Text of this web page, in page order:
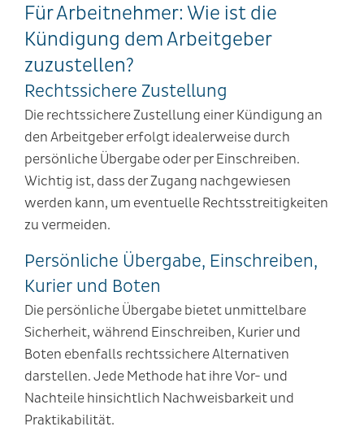
Für Arbeitnehmer: Wie ist die
Kündigung dem Arbeitgeber
zuzustellen?
Rechtssichere Zustellung
Die rechtssichere Zustellung einer Kündigung an
den Arbeitgeber erfolgt idealerweise durch
persönliche Übergabe oder per Einschreiben.
Wichtig ist, dass der Zugang nachgewiesen
werden kann, um eventuelle Rechtsstreitigkeiten
zu vermeiden.
Persönliche Übergabe, Einschreiben,
Kurier und Boten
Die persönliche Übergabe bietet unmittelbare
Sicherheit, während Einschreiben, Kurier und
Boten ebenfalls rechtssichere Alternativen
darstellen. Jede Methode hat ihre Vor- und
Nachteile hinsichtlich Nachweisbarkeit und
Praktikabilität.